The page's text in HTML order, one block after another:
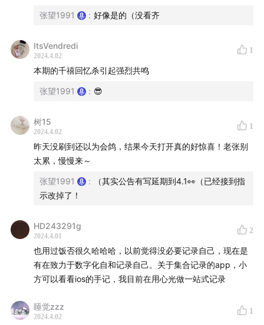
早期文青最爱的聊天软件MSN，已在2014年被微软并入
到另一个现在已经糊掉的聊天办公软件Skype
关于微信消息发错群而产生的惨剧可以参考
25:12 为了对抗数据泄露和网络暴力，网友们选择变成
“momo”
张望1991 : 好像是的（没看齐
ItsVendredi
2024.4.02
1
本期的千禧回忆杀引起强烈共鸣
张望1991 : 😎
树15
2024.4.02
1
昨天没刷到还以为会鸽，结果今天打开真的好惊喜！老张别
太累，慢慢来～
张望1991 :
（其实公告有写延期到4.1👀（已经接到指
示改掉了！
HD243291g
2024.4.01
2
也用过饭否很久哈哈哈，以前觉得没必要记录自己，现在是
有在致力于数字化自和记录自己。关于集合记录的app，小
方可以看看ios的手记，我目前在用心光做一站式记录
睡觉zzz
2024.4.02
1